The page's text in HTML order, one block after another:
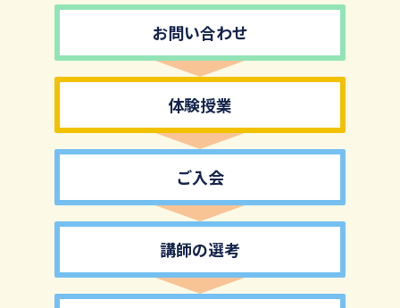
お問い合わせ
体験授業
ご入会
講師の選考